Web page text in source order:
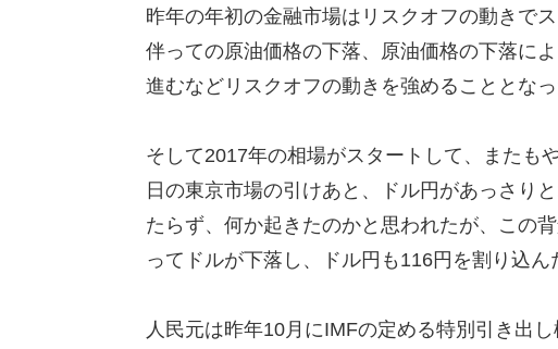
昨年の年初の金融市場はリスクオフの動きで
伴っての原油価格の下落、原油価格の下落に
進むなどリスクオフの動きを強めることとなっ
そして2017年の相場がスタートして、またも
日の東京市場の引けあと、ドル円があっさり
たらず、何か起きたのかと思われたが、この
ってドルが下落し、ドル円も116円を割り込ん
人民元は昨年10月にIMFの定める特別引き出